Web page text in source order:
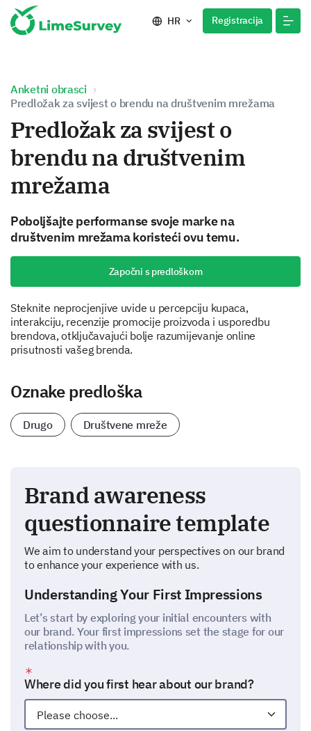
HR Registracija
Anketni obrasci
Predložak za svijest o brendu na društvenim mrežama
Predložak za svijest o
brendu na društvenim
mrežama
Poboljšajte performanse svoje marke na
društvenim mrežama koristeći ovu temu.
Započni s predloškom
Steknite neprocjenjive uvide u percepciju kupaca,
interakciju, recenzije promocije proizvoda i usporedbu
brendova, otključavajući bolje razumijevanje online
prisutnosti vašeg brenda.
Oznake predloška
Drugo Društvene mreže
Brand awareness
questionnaire template
We aim to understand your perspectives on our brand
to enhance your experience with us.
Understanding Your First Impressions
Let’s start by exploring your initial encounters with
our brand. Your first impressions set the stage for our
relationship with you.
Where did you first hear about our brand?